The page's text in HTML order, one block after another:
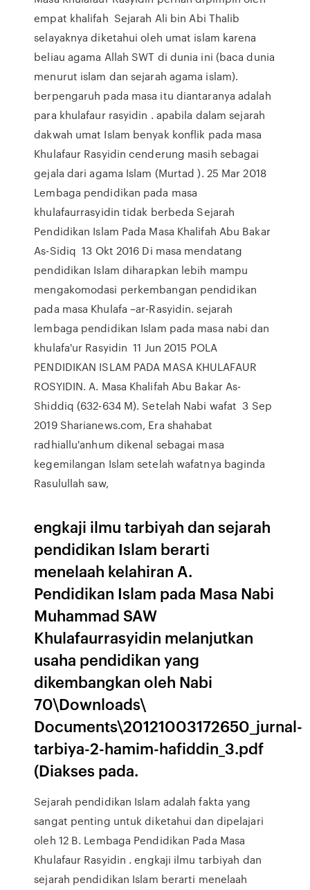
empat khalifah Sejarah Ali bin Abi Thalib
selayaknya diketahui oleh umat islam karena
beliau agama Allah SWT di dunia ini (baca dunia
menurut islam dan sejarah agama islam).
berpengaruh pada masa itu diantaranya adalah
para khulafaur rasyidin . apabila dalam sejarah
dakwah umat Islam benyak konflik pada masa
Khulafaur Rasyidin cenderung masih sebagai
gejala dari agama Islam (Murtad ). 25 Mar 2018
Lembaga pendidikan pada masa
khulafaurrasyidin tidak berbeda Sejarah
Pendidikan Islam Pada Masa Khalifah Abu Bakar
As-Sidiq 13 Okt 2016 Di masa mendatang
pendidikan Islam diharapkan lebih mampu
mengakomodasi perkembangan pendidikan
pada masa Khulafa –ar-Rasyidin. sejarah
lembaga pendidikan Islam pada masa nabi dan
khulafa'ur Rasyidin 11 Jun 2015 POLA
PENDIDIKAN ISLAM PADA MASA KHULAFAUR
ROSYIDIN. A. Masa Khalifah Abu Bakar As-
Shiddiq (632-634 M). Setelah Nabi wafat 3 Sep
2019 Sharianews.com, Era shahabat
radhiallu'anhum dikenal sebagai masa
kegemilangan Islam setelah wafatnya baginda
Rasulullah saw,
engkaji ilmu tarbiyah dan sejarah
pendidikan Islam berarti
menelaah kelahiran A.
Pendidikan Islam pada Masa Nabi
Muhammad SAW
Khulafaurrasyidin melanjutkan
usaha pendidikan yang
dikembangkan oleh Nabi
70\Downloads\
Documents\20121003172650_jurnal-
tarbiya-2-hamim-hafiddin_3.pdf
(Diakses pada.
Sejarah pendidikan Islam adalah fakta yang
sangat penting untuk diketahui dan dipelajari
oleh 12 B. Lembaga Pendidikan Pada Masa
Khulafaur Rasyidin . engkaji ilmu tarbiyah dan
sejarah pendidikan Islam berarti menelaah